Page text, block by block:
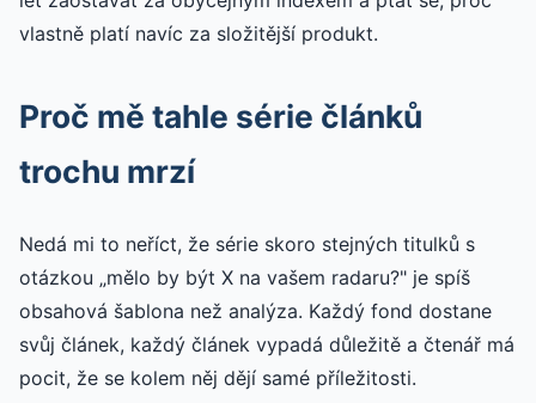
vlastně platí navíc za složitější produkt.
Proč mě tahle série článků
trochu mrzí
Nedá mi to neříct, že série skoro stejných titulků s
otázkou „mělo by být X na vašem radaru?" je spíš
obsahová šablona než analýza. Každý fond dostane
svůj článek, každý článek vypadá důležitě a čtenář má
pocit, že se kolem něj dějí samé příležitosti.